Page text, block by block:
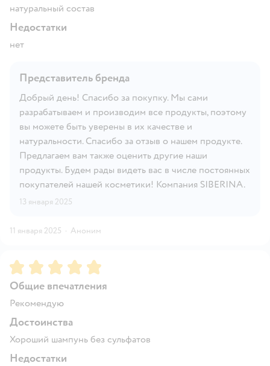
натуральный состав
Недостатки
нет
Представитель бренда
Добрый день! Спасибо за покупку. Мы сами
разрабатываем и производим все продукты, поэтому
вы можете быть уверены в их качестве и
натуральности. Спасибо за отзыв о нашем продукте.
Предлагаем вам также оценить другие наши
продукты. Будем рады видеть вас в числе постоянных
покупателей нашей косметики! Компания SIBERINA.
13 января 2025
11 января 2025 · Аноним
Рейтинг:5
Общие впечатления
Рекомендую
Достоинства
Хороший шампунь без сульфатов
Недостатки